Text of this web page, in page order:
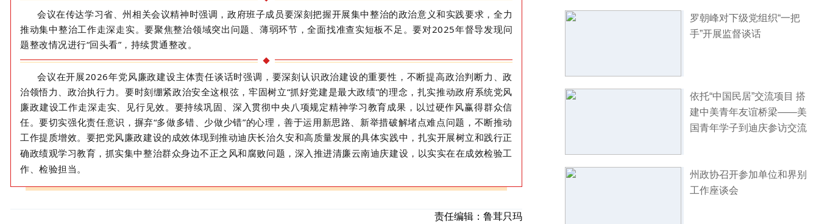
会议在传达学习省、州相关会议精神时强调，政府班子成员要深刻把握开展集中整治的政治意义和实践要求，全力
推动集中整治工作走深走实。要聚焦整治领域突出问题、薄弱环节，全面找准查实短板不足 。要对2025年督导发现问
题整改情况进行“回头看”，持续贯通整改。
会议在开展2026年党风廉政建设主体责任谈话时强调 ，要深刻认识政治建设的重要性，不断提高政治判断力、政
治领悟力、政治执行力。 要时刻绷紧政治安全这根弦，牢固树立“抓好党建是最大政绩”的理念，扎实推动政府系统党风
廉政建设工作走深走实、见行见效。要持续巩固、深入贯彻中央八项规定精神学习教育成果，以过硬作风赢得群众信
任。要切实强化责任意识， 摒弃“多做多错、少做少错”的心理，善于运用新思路、新举措破解堵点难点问题，不断推动
工作提质增效。 要把党风廉政建设的成效体现到推动迪庆长治久安和高质量发展的具体实践中，扎实开展树立和践行正
确政绩观学习教育，抓实集中整治群众身边不正之风和腐败问题，深入推进清廉云南迪庆建设，以实实在在成效检验工
作、检验担当。
责任编辑： 鲁茸只玛
罗朝峰对下级党组织“一把
手”开展监督谈话
依托“中国民居”交流项目 搭
建中美青年友谊桥梁——美
国青年学子到迪庆参访交流
州政协召开参加单位和界别
工作座谈会